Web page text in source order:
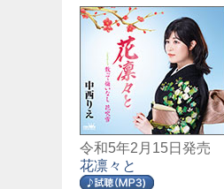
令和5年2月15日発売
花凛々と